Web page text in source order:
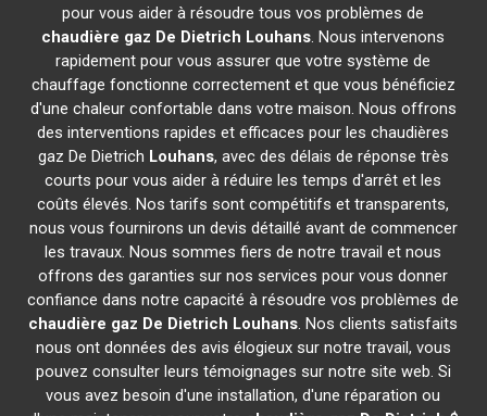
pour vous aider à résoudre tous vos problèmes de
chaudière gaz De Dietrich Louhans. Nous intervenons
rapidement pour vous assurer que votre système de
chauffage fonctionne correctement et que vous bénéficiez
d'une chaleur confortable dans votre maison. Nous offrons
des interventions rapides et efficaces pour les chaudières
gaz De Dietrich Louhans, avec des délais de réponse très
courts pour vous aider à réduire les temps d'arrêt et les
coûts élevés. Nos tarifs sont compétitifs et transparents,
nous vous fournirons un devis détaillé avant de commencer
les travaux. Nous sommes fiers de notre travail et nous
offrons des garanties sur nos services pour vous donner
confiance dans notre capacité à résoudre vos problèmes de
chaudière gaz De Dietrich Louhans. Nos clients satisfaits
nous ont données des avis élogieux sur notre travail, vous
pouvez consulter leurs témoignages sur notre site web. Si
vous avez besoin d'une installation, d'une réparation ou